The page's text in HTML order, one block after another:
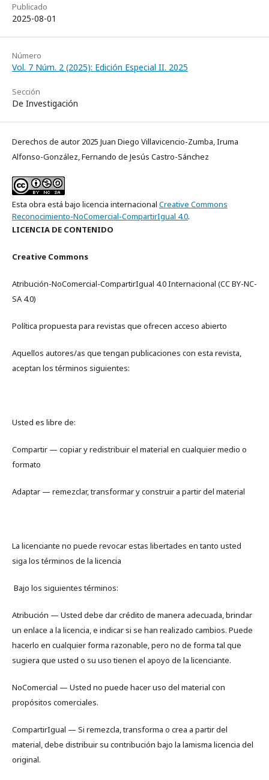
Publicado
2025-08-01
Número
Vol. 7 Núm. 2 (2025): Edición Especial II. 2025
Sección
De Investigación
Derechos de autor 2025 Juan Diego Villavicencio-Zumba, Iruma
Alfonso-González, Fernando de Jesús Castro-Sánchez
Esta obra está bajo licencia internacional Creative Commons
Reconocimiento-NoComercial-CompartirIgual 4.0.
LICENCIA DE CONTENIDO
Creative Commons
Atribución-NoComercial-CompartirIgual 4.0 Internacional (CC BY-NC-
SA 4.0)
Política propuesta para revistas que ofrecen acceso abierto
Aquellos autores/as que tengan publicaciones con esta revista,
aceptan los términos siguientes:
Usted es libre de:
Compartir — copiar y redistribuir el material en cualquier medio o
formato
Adaptar — remezclar, transformar y construir a partir del material
La licenciante no puede revocar estas libertades en tanto usted
siga los términos de la licencia
Bajo los siguientes términos:
Atribución — Usted debe dar crédito de manera adecuada, brindar
un enlace a la licencia, e indicar si se han realizado cambios. Puede
hacerlo en cualquier forma razonable, pero no de forma tal que
sugiera que usted o su uso tienen el apoyo de la licenciante.
NoComercial — Usted no puede hacer uso del material con
propósitos comerciales.
CompartirIgual — Si remezcla, transforma o crea a partir del
material, debe distribuir su contribución bajo la lamisma licencia del
original.